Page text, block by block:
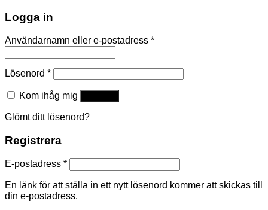
Logga in
Användarnamn eller e-postadress *
Lösenord *
Kom ihåg mig
Glömt ditt lösenord?
Registrera
E-postadress *
En länk för att ställa in ett nytt lösenord kommer att skickas till
din e-postadress.